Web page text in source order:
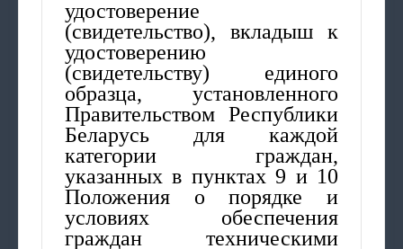
удостоверение
(свидетельство), вкладыш к
удостоверению
(свидетельству) единого
образца, установленного
Правительством Республики
Беларусь для каждой
категории граждан,
указанных в пунктах 9 и 10
Положения о порядке и
условиях обеспечения
граждан техническими